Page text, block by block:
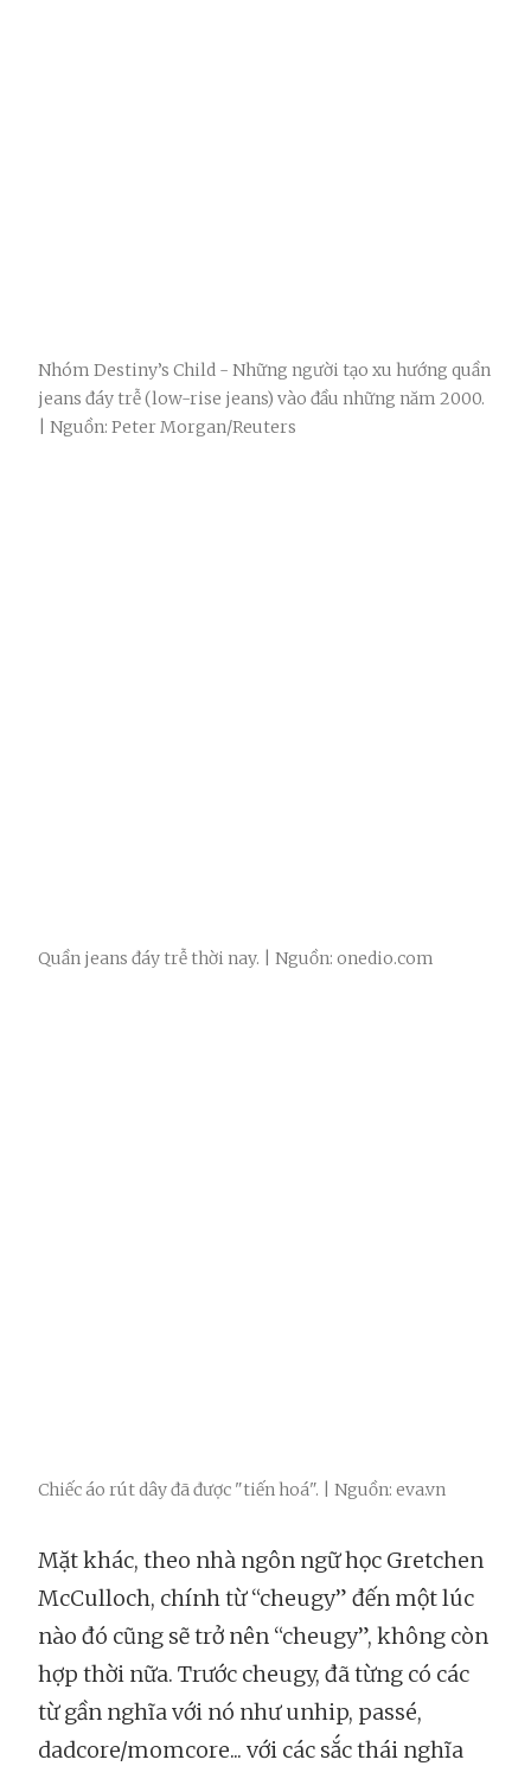
Nhóm Destiny’s Child - Những người tạo xu hướng quần
jeans đáy trễ (low-rise jeans) vào đầu những năm 2000.
| Nguồn: Peter Morgan/Reuters
Quần jeans đáy trễ thời nay. | Nguồn: onedio.com
Chiếc áo rút dây đã được "tiến hoá". | Nguồn: eva.vn
Mặt khác, theo nhà ngôn ngữ học Gretchen
McCulloch, chính từ “cheugy” đến một lúc
nào đó cũng sẽ trở nên “cheugy”, không còn
hợp thời nữa. Trước cheugy, đã từng có các
từ gần nghĩa với nó như unhip, passé,
dadcore/momcore... với các sắc thái nghĩa